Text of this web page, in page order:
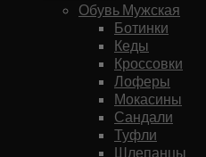
Обувь Мужская
Ботинки
Кеды
Кроссовки
Лоферы
Мокасины
Сандали
Туфли
Шлепанцы